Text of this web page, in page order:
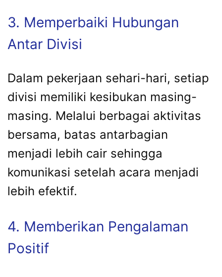
3. Memperbaiki Hubungan
Antar Divisi
Dalam pekerjaan sehari-hari, setiap
divisi memiliki kesibukan masing-
masing. Melalui berbagai aktivitas
bersama, batas antarbagian
menjadi lebih cair sehingga
komunikasi setelah acara menjadi
lebih efektif.
4. Memberikan Pengalaman
Positif